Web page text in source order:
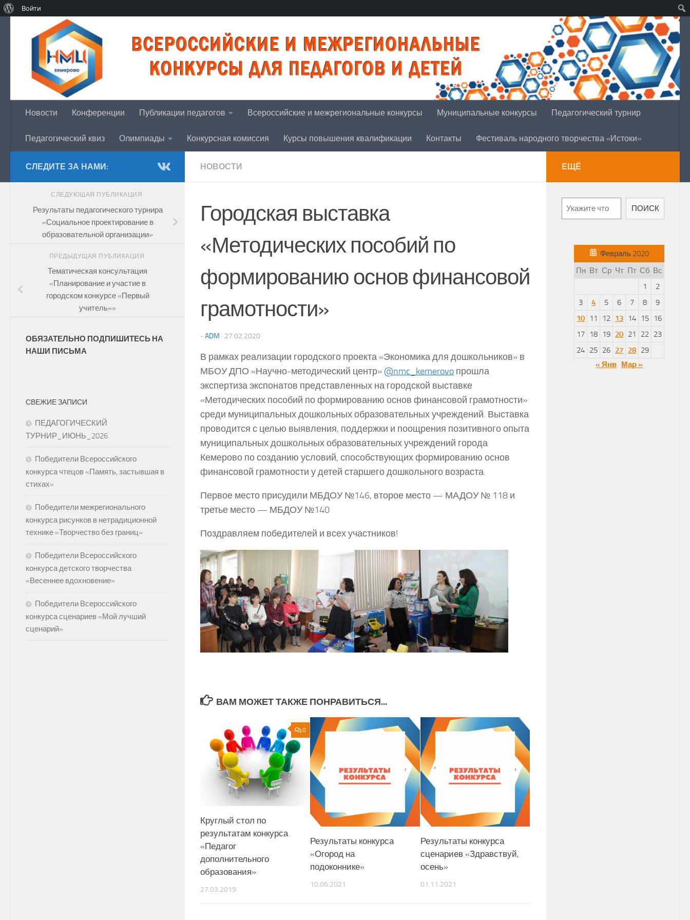
Войти
Перейти к содержимому
Новости Конференции Публикации педагогов Всероссийские и межрегиональные конкурсы Муниципальные конкурсы Педагогический турнир
Педагогический квиз Олимпиады Конкурсная комиссия Курсы повышения квалификации Контакты Фестиваль народного творчества «Истоки»
НОВОСТИ
Городская выставка
«Методических пособий по
формированию основ финансовой
грамотности»
- ADM · 27.02.2020
В рамках реализации городского проекта «Экономика для дошкольников» в
МБОУ ДПО «Научно-методический центр» @nmc_kemerovo прошла
экспертиза экспонатов представленных на городской выставке
«Методических пособий по формированию основ финансовой грамотности»
среди муниципальных дошкольных образовательных учреждений. Выставка
проводится с целью выявления, поддержки и поощрения позитивного опыта
муниципальных дошкольных образовательных учреждений города
Кемерово по созданию условий, способствующих формированию основ
финансовой грамотности у детей старшего дошкольного возраста.
Первое место присудили МБДОУ №146, второе место — МАДОУ № 118 и
третье место — МБДОУ №140
Поздравляем победителей и всех участников!
ВАМ МОЖЕТ ТАКЖЕ ПОНРАВИТЬСЯ...
0
Круглый стол по
результатам конкурса
«Педагог
дополнительного
образования»
27.03.2019
Результаты конкурса
«Огород на
подоконнике»
10.06.2021
Результаты конкурса
сценариев «Здравствуй,
осень»
01.11.2021
СЛЕДИТЕ ЗА НАМИ:
СЛЕДУЮЩАЯ ПУБЛИКАЦИЯ
Результаты педагогического турнира
«Социальное проектирование в
образовательной организации»
ПРЕДЫДУЩАЯ ПУБЛИКАЦИЯ
Тематическая консультация
«Планирование и участие в
городском конкурсе «Первый
учитель»»
ОБЯЗАТЕЛЬНО ПОДПИШИТЕСЬ НА
НАШИ ПИСЬМА
СВЕЖИЕ ЗАПИСИ
ПЕДАГОГИЧЕСКИЙ
ТУРНИР_ИЮНЬ_2026
Победители Всероссийского
конкурса чтецов «Память, застывшая в
стихах»
Победители межрегионального
конкурса рисунков в нетрадиционной
технике «Творчество без границ»
Победители Всероссийского
конкурса детского творчества
«Весеннее вдохновение»
Победители Всероссийского
конкурса сценариев «Мой лучший
сценарий»
ЕЩЁ
Поиск
ПОИСК
Февраль 2020
Пн Вт Ср Чт Пт Сб Вс
1
2
3
4 5 6 7 8
9
10
11 12 13 14 15
16
17
18 19 20 21 22 23
24 25 26 27 28 29
« Янв Мар »